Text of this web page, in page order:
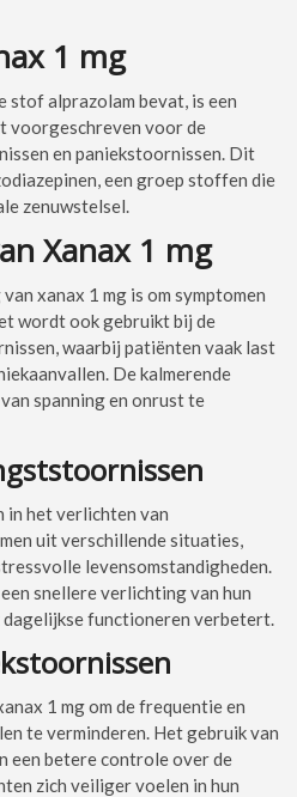
1 mg
stof alprazolam bevat, is een
voorgeschreven voor de
en paniekstoornissen. Dit
een groep stoffen die
zenuwstelsel.
Xanax 1 mg
xanax 1 mg is om symptomen
wordt ook gebruikt bij de
waarbij patiënten vaak last
De kalmerende
spanning en onrust te
in het verlichten van
uit verschillende situaties,
levensomstandigheden.
snellere verlichting van hun
functioneren verbetert.
1 mg om de frequentie en
te verminderen. Het gebruik van
een betere controle over de
zich veiliger voelen in hun